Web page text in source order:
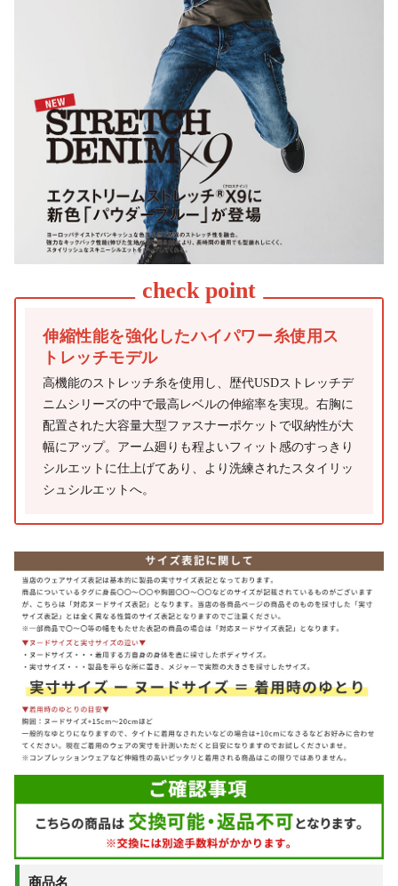
伸縮性能を強化したハイパワー糸使用ス
トレッチモデル
高機能のストレッチ糸を使用し、歴代USDストレッチデ
ニムシリーズの中で最高レベルの伸縮率を実現。右胸に
配置された大容量大型ファスナーポケットで収納性が大
幅にアップ。アーム廻りも程よいフィット感のすっきり
シルエットに仕上げてあり、より洗練されたスタイリッ
シュシルエットへ。
商品名